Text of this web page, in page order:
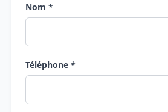
Nom *
Téléphone *